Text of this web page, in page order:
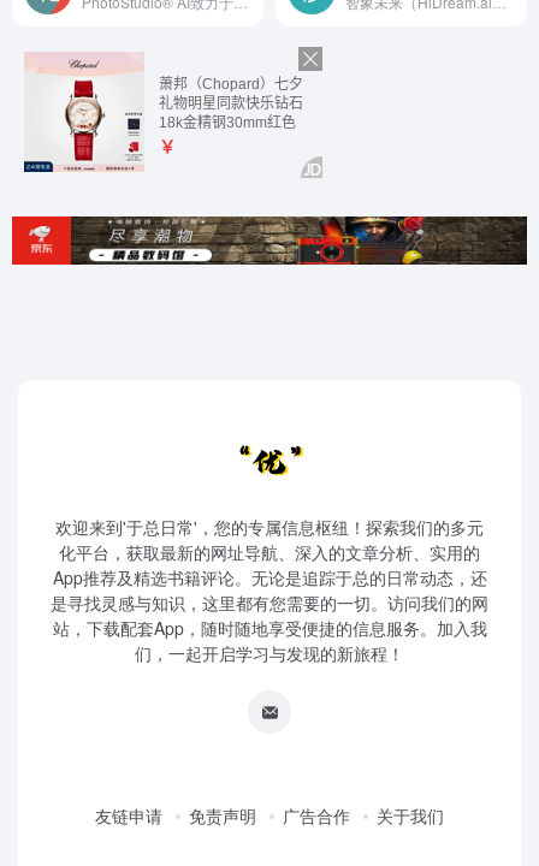
欢迎来到'于总日常'，您的专属信息枢纽！探索我们的多元
化平台，获取最新的网址导航、深入的文章分析、实用的
App推荐及精选书籍评论。无论是追踪于总的日常动态，还
是寻找灵感与知识，这里都有您需要的一切。访问我们的网
站，下载配套App，随时随地享受便捷的信息服务。加入我
们，一起开启学习与发现的新旅程！
友链申请 免责声明 广告合作 关于我们